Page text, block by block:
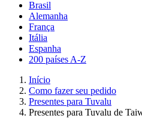
Brasil
Alemanha
França
Itália
Espanha
200 países A-Z
Início
Como fazer seu pedido
Presentes para Tuvalu
Presentes para Tuvalu de